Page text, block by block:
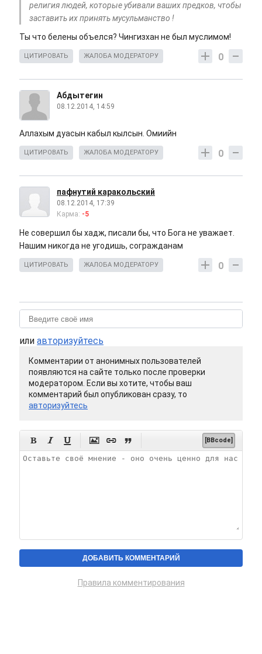
религия людей, которые убивали ваших предков, чтобы
заставить их принять мусульманство !
Ты что белены объелся? Чингизхан не был муслимом!
0
ЦИТИРОВАТЬ ЖАЛОБА МОДЕРАТОРУ
Абдытегин
08.12.2014, 14:59
Аллахым дуасын кабыл кылсын. Омиийн
0
ЦИТИРОВАТЬ ЖАЛОБА МОДЕРАТОРУ
пафнутий каракольский
08.12.2014, 17:39
Карма: -5
Не совершил бы хадж, писали бы, что Бога не уважает.
Нашим никогда не угодишь, согражданам
0
ЦИТИРОВАТЬ ЖАЛОБА МОДЕРАТОРУ
или авторизуйтесь
Комментарии от анонимных пользователей
появляются на сайте только после проверки
модератором. Если вы хотите, чтобы ваш
комментарий был опубликован сразу, то
авторизуйтесь
      [BBcode]
Правила комментирования